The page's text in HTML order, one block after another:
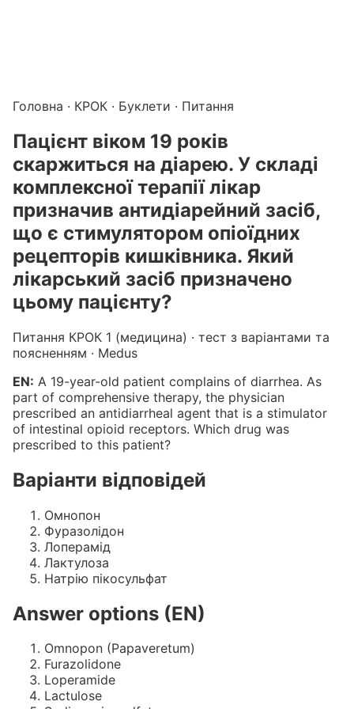
Головна · КРОК · Буклети · Питання
Пацієнт віком 19 років
скаржиться на діарею. У складі
комплексної терапії лікар
призначив антидіарейний засіб,
що є стимулятором опіоїдних
рецепторів кишківника. Який
лікарський засіб призначено
цьому пацієнту?
Питання КРОК 1 (медицина) · тест з варіантами та
поясненням · Medus
EN: A 19-year-old patient complains of diarrhea. As
part of comprehensive therapy, the physician
prescribed an antidiarrheal agent that is a stimulator
of intestinal opioid receptors. Which drug was
prescribed to this patient?
Варіанти відповідей
Омнопон
Фуразолідон
Лоперамід
Лактулоза
Натрію пікосульфат
Answer options (EN)
Omnopon (Papaveretum)
Furazolidone
Loperamide
Lactulose